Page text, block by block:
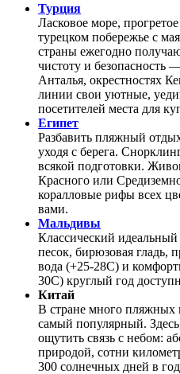
Турция
Ласковое море,
турецком побережье с
страны ежегодно
чистоту и
Анталья, окрестностях
линии свои уютные,
посетителей места для
Египет
Разбавить пляжный
уходя с берега.
всякой подготовки.
Красного или
коралловые рифы всех
вами.
Мальдивы
Классический
песок, бирюзовая гладь,
вода (+25-28С) и
30С) круглый год
Китай
В стране много пляжных
самый популярный.
ощутить связь с небом:
природой, сотни
300 солнечных дней в